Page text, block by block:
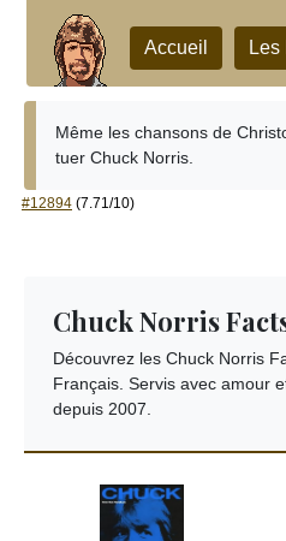
Accueil Les
Même les chansons de
tuer Chuck Norris.
#12894 (7.71/10)
Chuck Norris
Découvrez les Chuck Norris
Français. Servis avec amour
depuis 2007.